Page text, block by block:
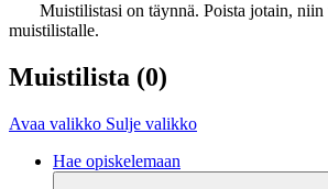
Muistilistasi on täynnä. Poista jotain,
muistilistalle.
Muistilista (0)
Avaa valikko Sulje valikko
Hae opiskelemaan